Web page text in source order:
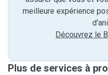
meilleure expérience
Découvrez le
Plus de services à